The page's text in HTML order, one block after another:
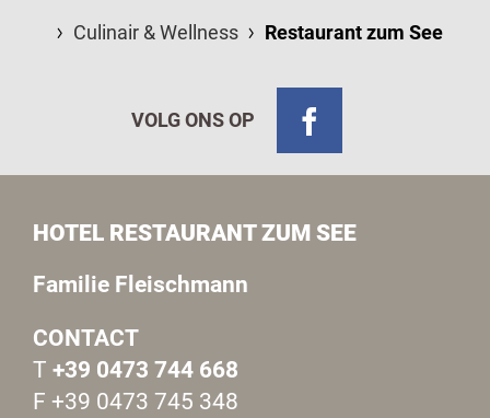
Culinair & Wellness
Restaurant zum See
VOLG ONS OP
HOTEL RESTAURANT ZUM SEE
Familie Fleischmann
CONTACT
T +39 0473 744 668
F +39 0473 745 348